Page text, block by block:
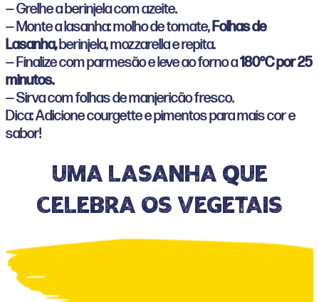
— Grelhe a berinjela com azeite.
— Monte a lasanha: molho de tomate,Folhas de
Lasanha,berinjela, mozzarella e repita.
— Finalize com parmesão e leve ao forno a180°C por 25
minutos.
— Sirva com folhas de manjericão fresco.
Dica: Adicione courgette e pimentos para mais cor e
sabor!
Uma lasanha que
celebra os vegetais